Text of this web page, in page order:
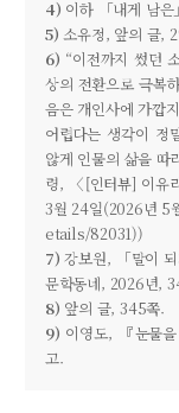
4) 이하 「내게 남은
5) 소유정, 앞의 글,
6) “이전까지 썼던
상의 전환으로 극복
음은 개인사에 가깝
어렵다는 생각이 정
않게 인물의 삶을 따
령, 〈[인터뷰] 이유
3월 24일(2026년
etails/82031))
7) 강보원, 「말이
문학동네, 2026년,
8) 앞의 글, 345쪽.
9) 이영도, 『눈물
고.